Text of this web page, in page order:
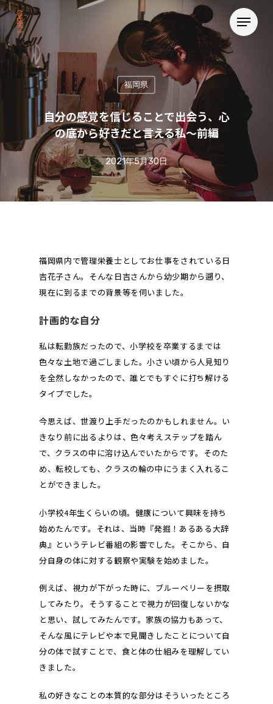
福岡県
自分の感覚を信じることで出会う、心
の底から好きだと言える私〜前編
2021年5月30日
福岡県内で管理栄養士としてお仕事をされている日
吉花子さん。そんな日吉さんから幼少期から遡り、
現在に到るまでの背景等を伺いました。
計画的な自分
私は転勤族だったので、小学校を卒業するまでは
色々な土地で過ごしました。小さい頃から人見知り
を全然しなかったので、誰とでもすぐに打ち解ける
タイプでした。
今思えば、世渡り上手だったのかもしれません。い
きなり前に出るよりは、色々考えステップを踏ん
で、クラスの中に溶け込んでいたからです。そのた
め、転校しても、クラスの輪の中にうまく入れるこ
とができました。
小学校4年生くらいの頃。健康について興味を持ち
始めたんです。それは、当時『発掘！あるある大辞
典』というテレビ番組の影響でした。そこから、自
分自身の体に対する観察や実験を始めました。
例えば、視力が下がった時に、ブルーベリーを摂取
してみたり。そうすることで視力が回復しないかな
と思い、試してみたんです。家族の協力もあって、
そんな風にテレビや本で見聞きしたことについて自
分の体で試すことで、食と体の仕組みを理解してい
きました。
私の好きなことの本質的な部分はそういったところ